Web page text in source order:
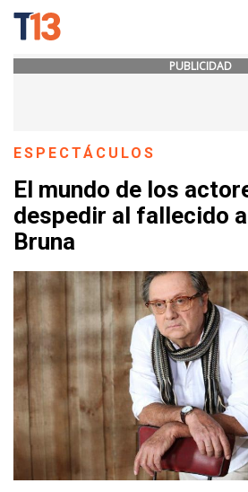
PUBLICIDAD
ESPECTÁCULOS
El mundo de los
despedir al fallecido
Bruna